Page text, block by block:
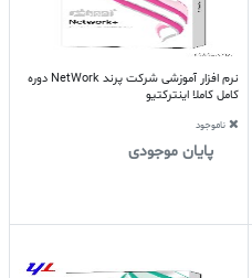
نرم افزار آموزشی شرکت پرند NetWork دوره
کامل کاملا اینترکتیو
ناموجود
پایان موجودی